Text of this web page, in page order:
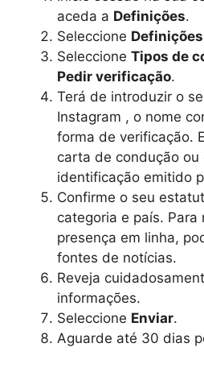
aceda a Definições.
Seleccione
Seleccione Tipos de
Pedir verificação.
Terá de introduzir o
Instagram , o nome
forma de verificação.
carta de condução
identificação emitido
Confirme o seu
categoria e país. Para
presença em linha,
fontes de notícias.
Reveja
informações.
Seleccione Enviar.
Aguarde até 30 dias